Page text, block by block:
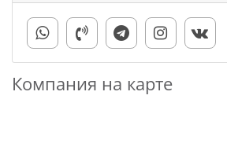
Компания на карте